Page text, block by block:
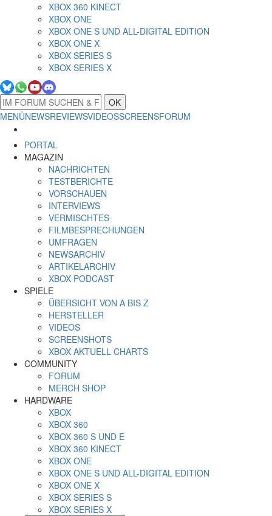
XBOX 360 KINECT
XBOX ONE
XBOX ONE S UND ALL-DIGITAL EDITION
XBOX ONE X
XBOX SERIES S
XBOX SERIES X
OK
MENÜNEWSREVIEWSVIDEOSSCREENSFORUM
PORTAL
MAGAZIN
NACHRICHTEN
TESTBERICHTE
VORSCHAUEN
INTERVIEWS
VERMISCHTES
FILMBESPRECHUNGEN
UMFRAGEN
NEWSARCHIV
ARTIKELARCHIV
XBOX PODCAST
SPIELE
ÜBERSICHT VON A BIS Z
HERSTELLER
VIDEOS
SCREENSHOTS
XBOX AKTUELL CHARTS
COMMUNITY
FORUM
MERCH SHOP
HARDWARE
XBOX
XBOX 360
XBOX 360 S UND E
XBOX 360 KINECT
XBOX ONE
XBOX ONE S UND ALL-DIGITAL EDITION
XBOX ONE X
XBOX SERIES S
XBOX SERIES X